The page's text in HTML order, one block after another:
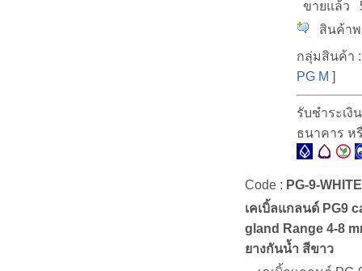
ขายแล้ว
สินค้าพ
กลุ่มสินค้า
PG M ]
รับชำระเงิ
ธนาคาร ห
Code : PG-9-WHITE
เคเบิ้ลแกลนด์ PG9
gland Range 4-8
ยางกันน้ำ สีขาว